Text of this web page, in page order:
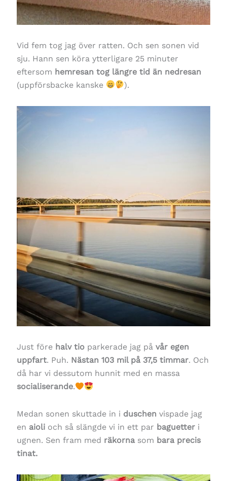
Vid fem tog jag över ratten. Och sen sonen vid
sju. Hann sen köra ytterligare 25 minuter
eftersom hemresan tog längre tid än nedresan
(uppförsbacke kanske
).
Just före halv tioparkerade jag på vår egen
uppfart. Puh. Nästan 103 mil på 37,5 timmar. Och
då har vi dessutom hunnit med en massa
socialiserande.
Medan sonen skuttade in i duschen vispade jag
en aiolioch så slängde vi in ett par baguetteri
ugnen. Sen fram med räkornasom bara precis
tinat.